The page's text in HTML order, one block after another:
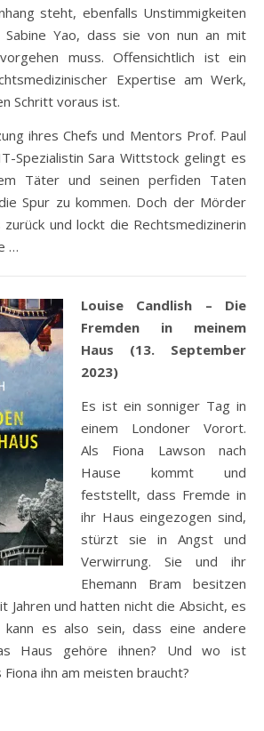
steht, ebenfalls Unstimmigkeiten
Yao, dass sie von nun an mit
muss. Offensichtlich ist ein
Expertise am Werk,
Schritt voraus ist.
ihres Chefs und Mentors Prof. Paul
Spezialistin Sara Wittstock gelingt es
Täter und seinen perfiden Taten
Spur zu kommen. Doch der Mörder
und lockt die Rechtsmedizinerin
…
Louise Candlish – Die
Fremden in meinem
Haus (13. September
2023)
Es ist ein sonniger Tag in
einem Londoner Vorort.
Als Fiona Lawson nach
Hause kommt und
feststellt, dass Fremde in
ihr Haus eingezogen sind,
stürzt sie in Angst und
Verwirrung. Sie und ihr
Ehemann Bram besitzen
Jahren und hatten nicht die Absicht, es
kann es also sein, dass eine andere
Haus gehöre ihnen? Und wo ist
ihn am meisten braucht?